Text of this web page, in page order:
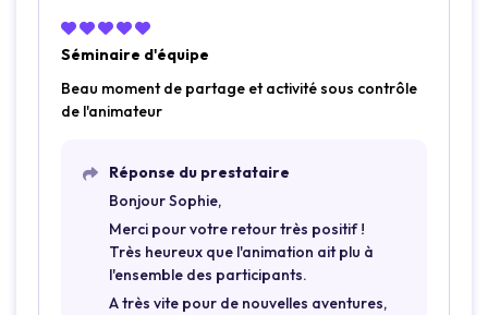
Séminaire d'équipe
Beau moment de partage et activité sous contrôle
de l'animateur
Réponse du prestataire
Bonjour Sophie,
Merci pour votre retour très positif !
Très heureux que l'animation ait plu à
l'ensemble des participants.
A très vite pour de nouvelles aventures,